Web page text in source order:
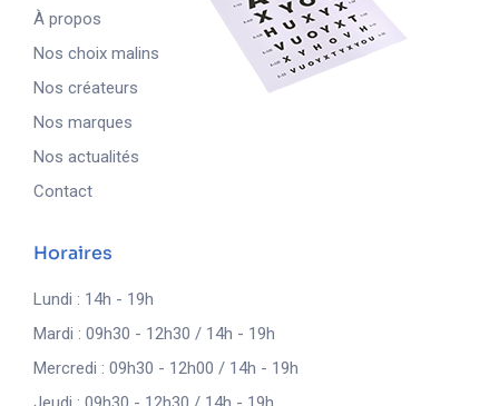
À propos
Nos choix malins
Nos créateurs
Nos marques
Nos actualités
Contact
Horaires
Lundi : 14h - 19h
Mardi : 09h30 - 12h30 / 14h - 19h
Mercredi : 09h30 - 12h00 / 14h - 19h